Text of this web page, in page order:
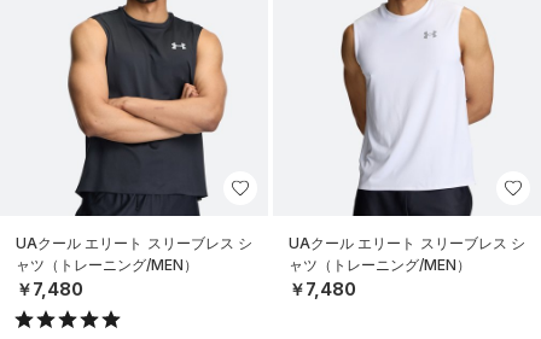
UAクール エリート スリーブレス シ
ャツ（トレーニング/MEN）
￥7,480
UAクール エリート スリーブレス シ
ャツ（トレーニング/MEN）
￥7,480